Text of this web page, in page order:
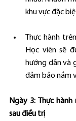
khu vực đặc
Thực hành
Học viên sẽ
hướng dẫn và
đảm bảo nắm
Ngày 3: Thực
sau điều trị